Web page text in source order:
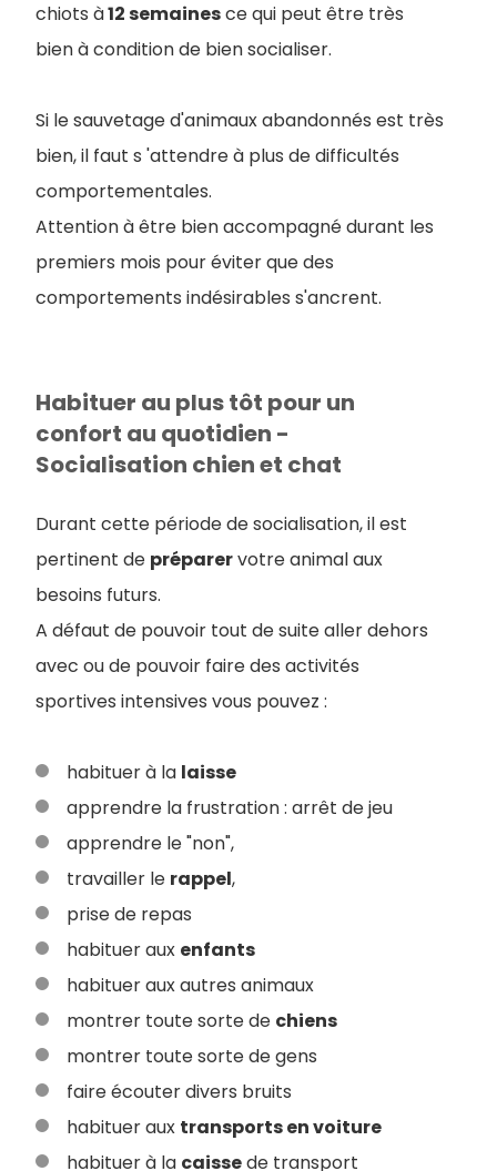
chiots à12 semainesce qui peut être très
bien à condition de bien socialiser.
Si le sauvetage d'animaux abandonnés est très
bien, il faut s 'attendre à plus de difficultés
comportementales.
Attention à être bien accompagné durant les
premiers mois pour éviter que des
comportements indésirables s'ancrent.
Habituer au plus tôt pour un
confort au quotidien -
Socialisation chien et chat
Durant cette période de socialisation, il est
pertinent de préparervotre animal aux
besoins futurs.
A défaut de pouvoir tout de suite aller dehors
avec ou de pouvoir faire des activités
sportives intensives vous pouvez :
habituer à la laisse
apprendre la frustration : arrêt de jeu
apprendre le "non",
travailler le rappel,
prise de repas
habituer aux enfants
habituer aux autres animaux
montrer toute sorte de chiens
montrer toute sorte de gens
faire écouter divers bruits
habituer aux transports en voiture
habituer à la caissede transport